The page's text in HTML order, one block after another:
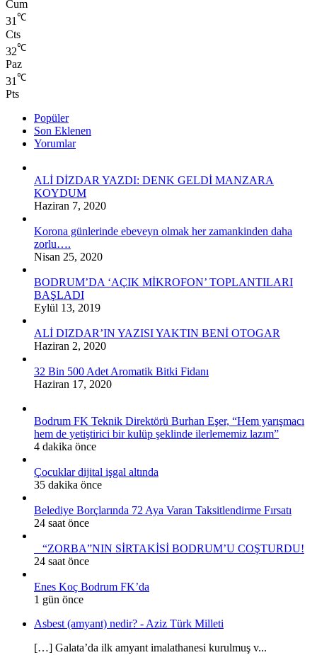
Cum
31℃
Cts
32℃
Paz
31℃
Pts
Popüler
Son Eklenen
Yorumlar
ALİ DİZDAR YAZDI: DENK GELDİ MANZARA
KOYDUM
Haziran 7, 2020
Korona günlerinde ebeveyn olmak her zamankinden daha
zorlu….
Nisan 25, 2020
BODRUM’DA ‘AÇIK MİKROFON’ TOPLANTILARI
BAŞLADI
Eylül 13, 2019
ALİ DIZDAR’IN YAZISI YAKTIN BENİ OTOGAR
Haziran 2, 2020
32 Bin 500 Adet Aromatik Bitki Fidanı
Haziran 17, 2020
Bodrum FK Teknik Direktörü Burhan Eşer, “Hem yarışmacı
hem de yetiştirici bir kulüp şeklinde ilerlememiz lazım”
4 dakika önce
Çocuklar dijital işgal altında
35 dakika önce
Belediye Borçlarında 72 Aya Varan Taksitlendirme Fırsatı
24 saat önce
“ZORBA”NIN SİRTAKİSİ BODRUM’U COŞTURDU!
24 saat önce
Enes Koç Bodrum FK’da
1 gün önce
Asbest (amyant) nedir? - Aziz Türk Milleti
[…] Galata’da ilk amyant imalathanesi kurulmuş v...